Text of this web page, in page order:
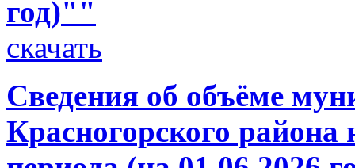
год)""
скачать
Сведения об объёме
Красногорского района